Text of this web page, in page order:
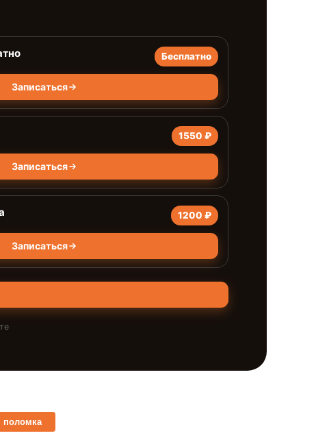
Бесплатно
Записаться
1550 ₽
Записаться
1200 ₽
Записаться
поломка